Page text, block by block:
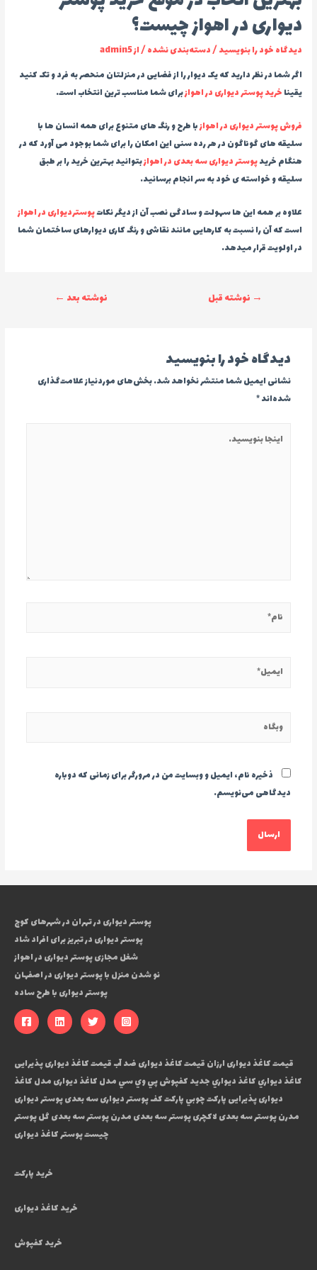
دیواری در اهواز چیست؟
دیدگاه‌ خود را بنویسید/دسته‌بندی نشده/ ازadmin5
اگر شما در نظر دارید که یک دیوار را از فضایی در منزلتان منحصر به فرد و تک کنید
یقیناخرید پوستر دیواری در اهوازبرای شما مناسب ترین انتخاب است.
فروش پوستر دیواری در اهوازبا طرح و رنگ های متنوع برای همه انسان ها با
سلیقه های گوناگون در هر رده سنی این امکان را برای شما بوجود می آورد که در
هنگام خریدپوستر دیواری سه بعدی در اهوازبتوانید بهترین خرید را بر طبق
سلیقه و خواسته ی خود به سر انجام برسانید.
علاوه بر همه این ها سهولت و سادگی نصب آن از دیگر نکاتپوستردیواری در اهواز
است که آن را نسبت به کارهایی مانند نقاشی و رنگ کاری دیوارهای ساختمان شما
در اولویت قرار میدهد.
راهبری
→ نوشته قبل نوشته بعد ←
دیدگاه‌ خود را بنویسید
نشانی ایمیل شما منتشر نخواهد شد.بخش‌های موردنیاز علامت‌گذاری
شده‌اند*
بنویسید…
نام*
ایمیل*
وبگاه
ذخیره نام، ایمیل و وبسایت من در مرورگر برای زمانی که دوباره
دیدگاهی می‌نویسم.
پوستر دیواری در تهران در شهرهای کوچ
پوستر دیواری در تبریز برای افراد شاد
شغل مجازی پوستر دیواری در اهواز
نو شدن منزل با پوستر دیواری در اصفهان
پوستر دیواری با طرح ساده
قیمت کاغذ دیواری ارزانقیمت کاغذ دیواری ضد آبقیمت کاغذ دیواری پذیرایی
كاغذ ديواريكاغذ ديواري جديدكفپوش پي وي سيمدل کاغذ دیواریمدل کاغذ
دیواری پذیراییپارکت چوبيپارکت کفپوستر دیواری سه بعدیپوستر دیواری
مدرنپوستر سه بعدی لاکچریپوستر سه بعدی مدرنپوستر سه بعدی گلپوستر
چیستپوستر کاغذ دیواری
خرید پارکت
خرید کاغذ دیواری
خرید کفپوش